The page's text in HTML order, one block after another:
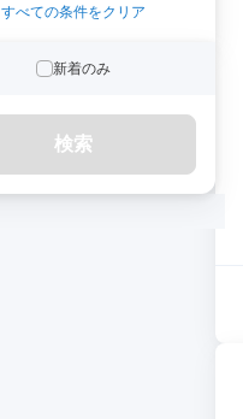
すべての条件をクリア
新着のみ
検索